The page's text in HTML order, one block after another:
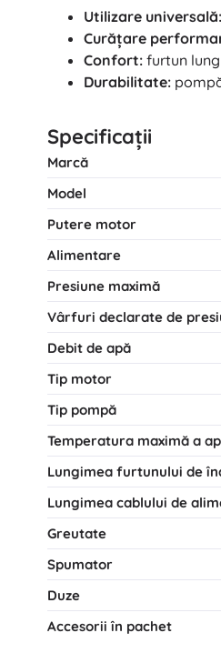
Utilizare universală:
Curățare
Confort: furtun
Durabilitate:
Specificații
Marcă
Model
Putere motor
Alimentare
Presiune maximă
Vârfuri declarate de
Debit de apă
Tip motor
Tip pompă
Temperatura maximă a
Lungimea furtunului de
Lungimea cablului de
Greutate
Spumator
Duze
Accesorii în pachet